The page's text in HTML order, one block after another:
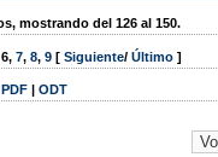
mostrando del 126 al 150.
6, 7, 8, 9 [ Siguiente/ Último ]
PDF | ODT